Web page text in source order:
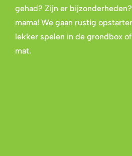
gehad? Zijn er
mama! We gaan rustig
lekker spelen in de grondbox
mat.